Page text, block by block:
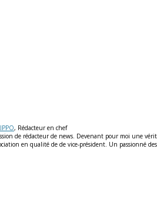
, Rédacteur en chef
de rédacteur de news. Devenant pour moi une
en qualité de de vice-président. Un passionné